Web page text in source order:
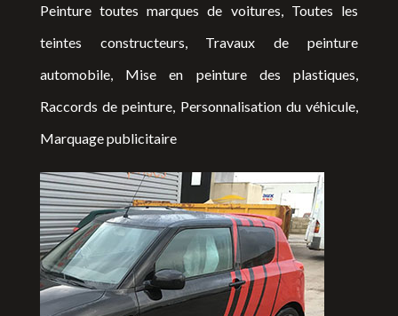
Peinture toutes marques de voitures, Toutes les
teintes constructeurs, Travaux de peinture
automobile, Mise en peinture des plastiques,
Raccords de peinture, Personnalisation du véhicule,
Marquage publicitaire